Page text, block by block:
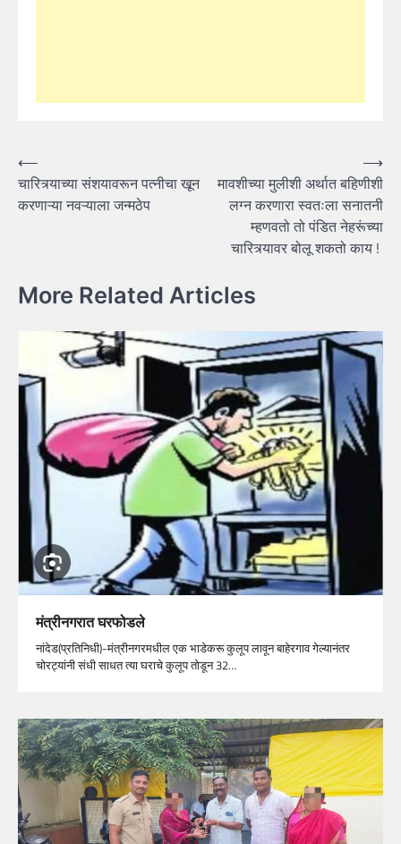
Post
navigation
⟵
चारित्र्याच्या संशयावरून पत्नीचा खून
करणाऱ्या नवऱ्याला जन्मठेप
मावशीच्या मुलीशी अर्थात बहिणीशी
लग्न करणारा स्वतःला सनातनी
म्हणवतो तो पंडित नेहरूंच्या
चारित्र्यावर बोलू शकतो काय !
⟶
More Related Articles
मंत्रीनगरात घरफोडले
नांदेड(प्रतिनिधी)-मंत्रीनगरमधील एक भाडेकरू कुलूप लावून बाहेरगाव गेल्यानंतर
चोरट्यांनी संधी साधत त्या घराचे कुलूप तोडून 32…